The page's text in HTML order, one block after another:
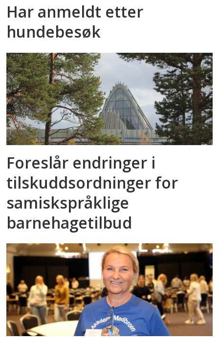
Har anmeldt etter
hundebesøk
Foreslår endringer i
tilskuddsordninger for
samiskspråklige
barnehagetilbud